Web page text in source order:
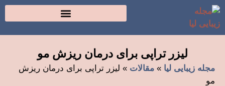
لیزر تراپی برای درمان ریزش مو
مجله زیبایی لیا » مقالات » لیزر تراپی برای درمان ریزش
مو